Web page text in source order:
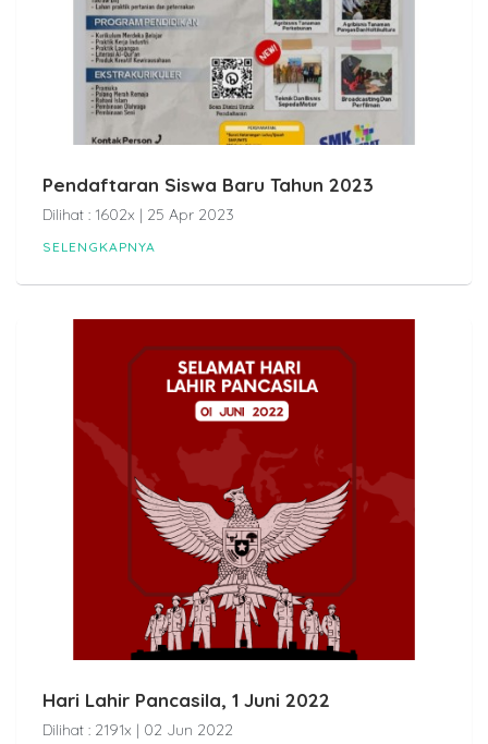
Pendaftaran Siswa Baru Tahun 2023
Dilihat : 1602x | 25 Apr 2023
SELENGKAPNYA
Hari Lahir Pancasila, 1 Juni 2022
Dilihat : 2191x | 02 Jun 2022